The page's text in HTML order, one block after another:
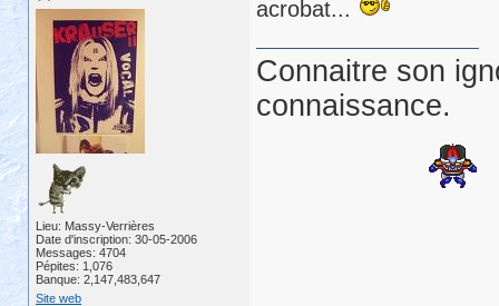
Lieu: Massy-Verrières
Date d'inscription: 30-05-2006
Messages: 4704
Pépites: 1,076
Banque: 2,147,483,647
Site web
acrobat...
Connaitre son
connaissance.